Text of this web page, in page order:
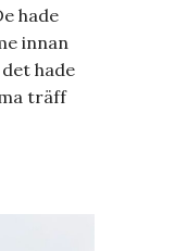
hade
innan
hade
träff